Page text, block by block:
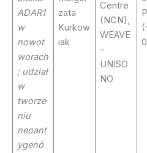
ADAR1
w
nowot
worach
; udział
w
tworze
niu
neoant
ygenó
zata
Kurkow
iak
Centre
(NCN),
WEAVE
-
UNISO
NO